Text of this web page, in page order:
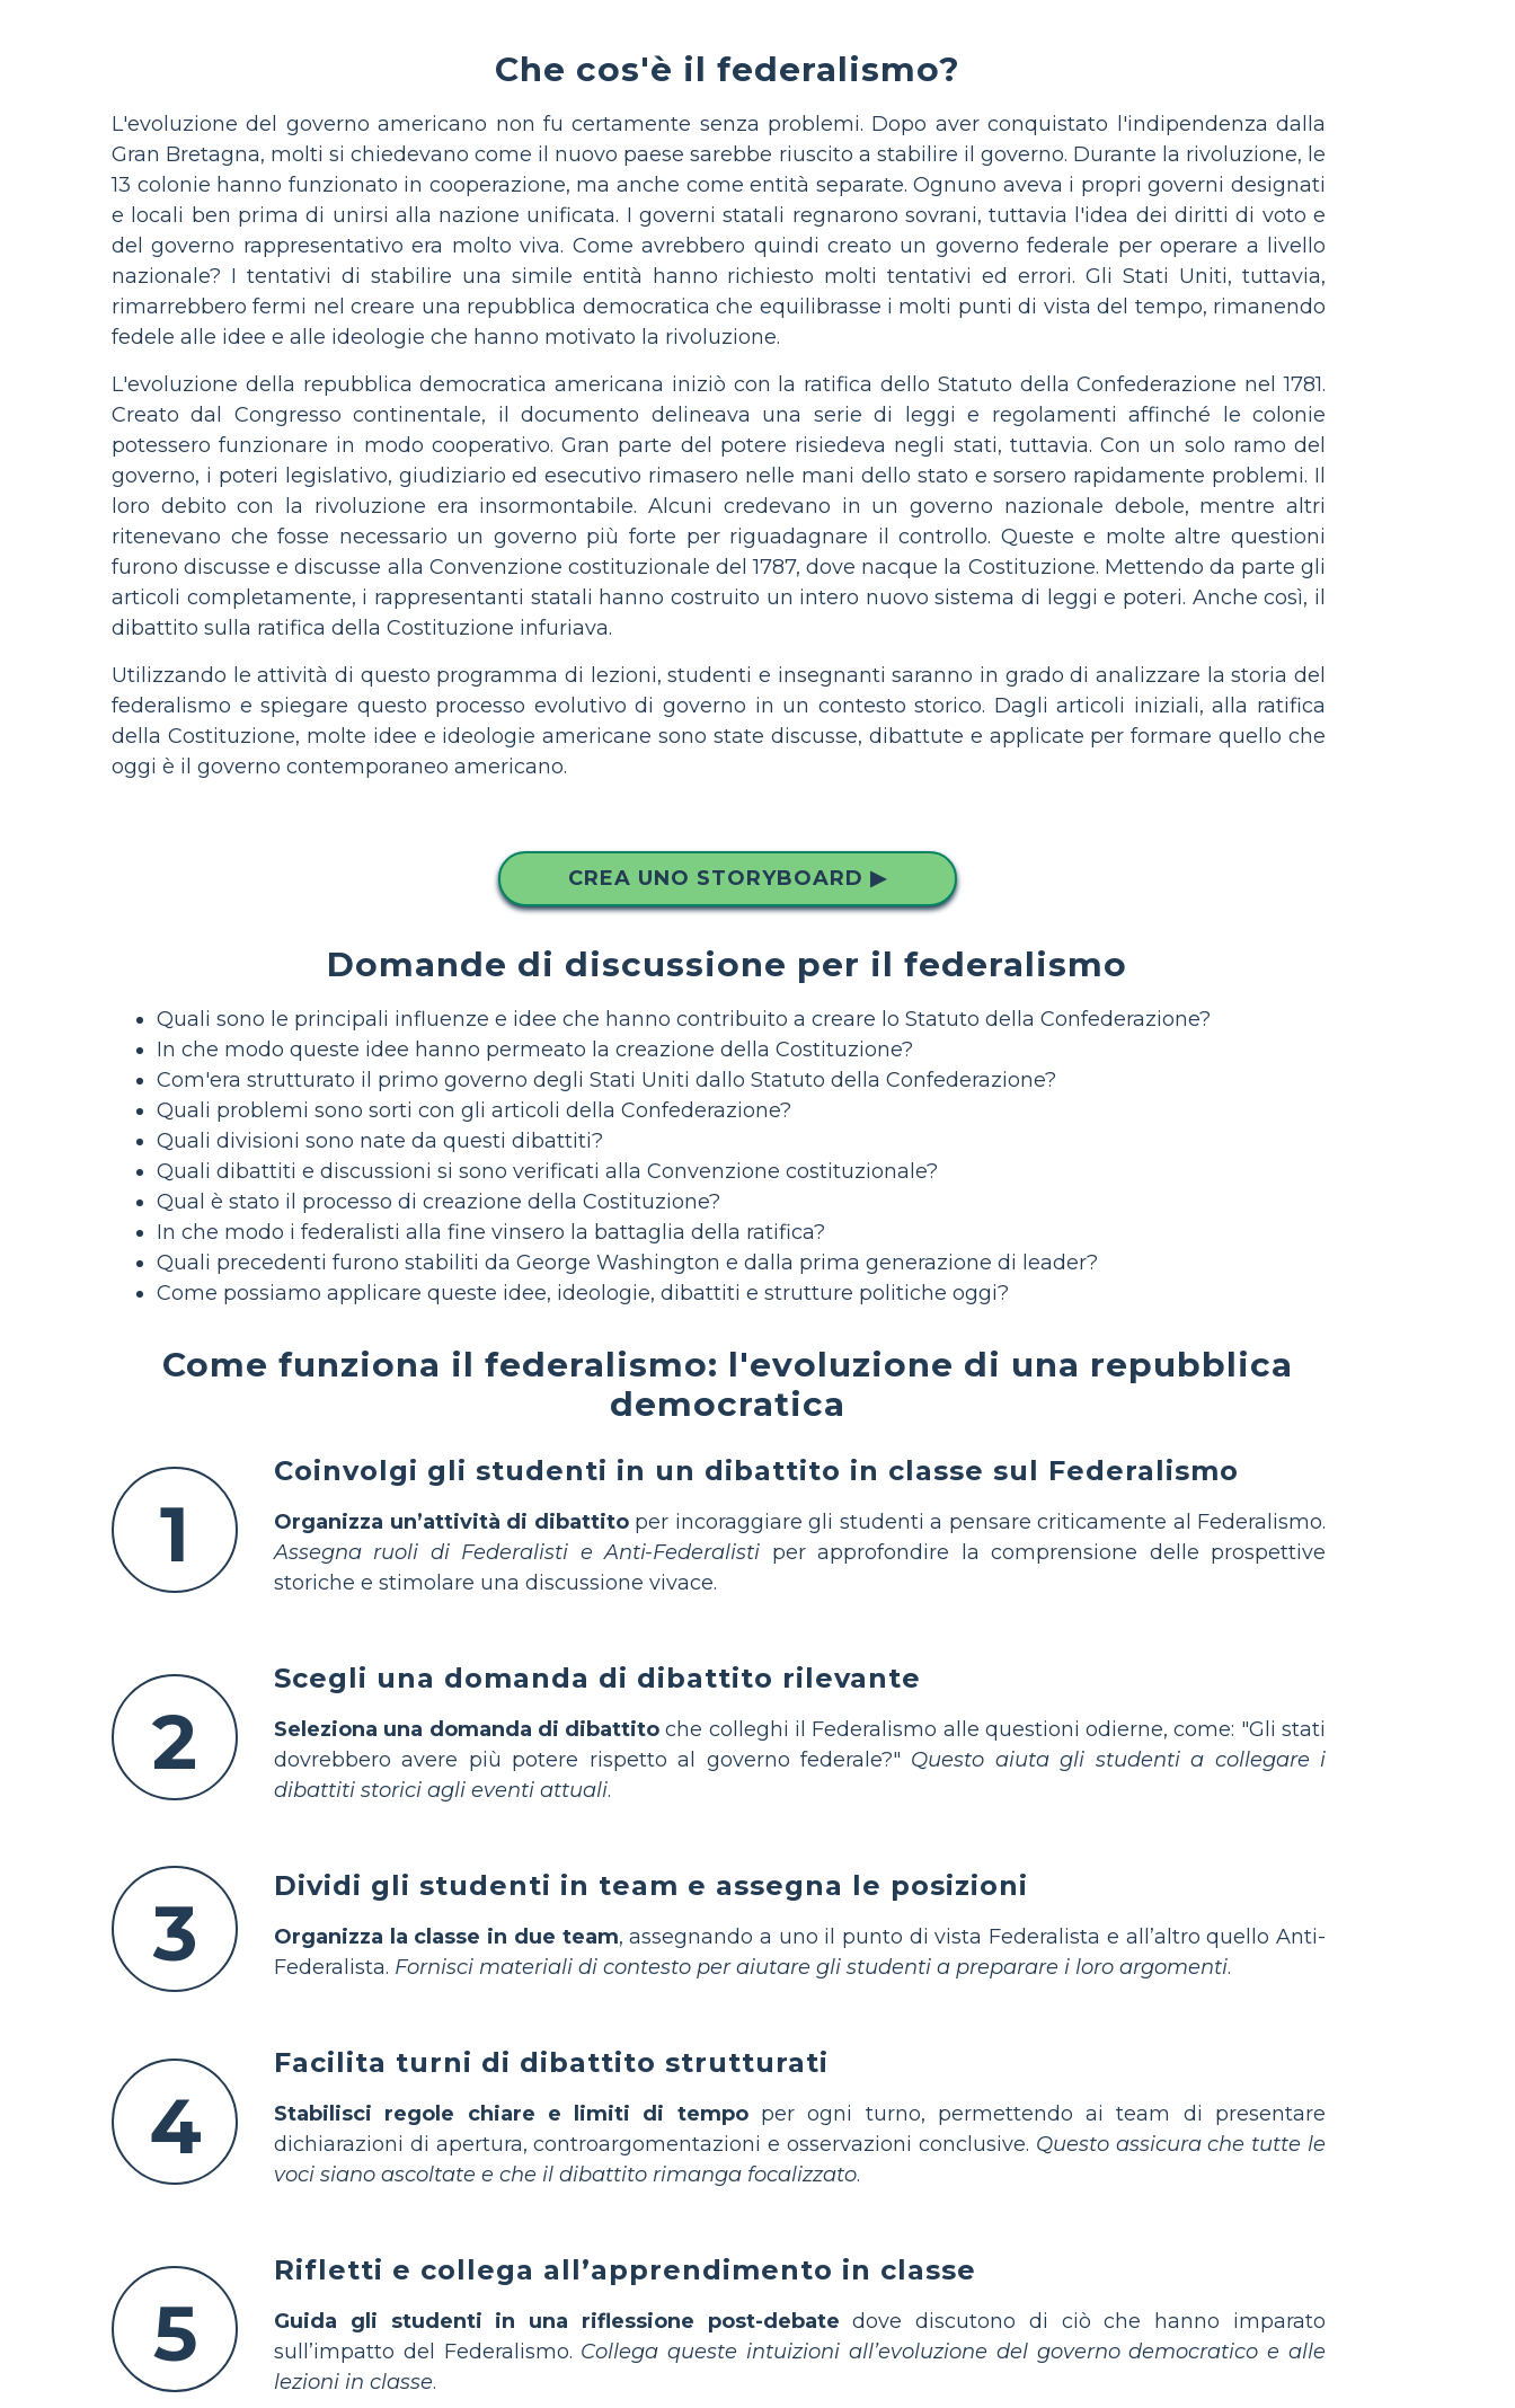
Che cos'è il federalismo?
L'evoluzione del governo americano non fu certamente senza problemi. Dopo aver conquistato l'indipendenza dalla
Gran Bretagna, molti si chiedevano come il nuovo paese sarebbe riuscito a stabilire il governo. Durante la rivoluzione, le
13 colonie hanno funzionato in cooperazione, ma anche come entità separate. Ognuno aveva i propri governi designati
e locali ben prima di unirsi alla nazione unificata. I governi statali regnarono sovrani, tuttavia l'idea dei diritti di voto e
del governo rappresentativo era molto viva. Come avrebbero quindi creato un governo federale per operare a livello
nazionale? I tentativi di stabilire una simile entità hanno richiesto molti tentativi ed errori. Gli Stati Uniti, tuttavia,
rimarrebbero fermi nel creare una repubblica democratica che equilibrasse i molti punti di vista del tempo, rimanendo
fedele alle idee e alle ideologie che hanno motivato la rivoluzione.
L'evoluzione della repubblica democratica americana iniziò con la ratifica dello Statuto della Confederazione nel 1781.
Creato dal Congresso continentale, il documento delineava una serie di leggi e regolamenti affinché le colonie
potessero funzionare in modo cooperativo. Gran parte del potere risiedeva negli stati, tuttavia. Con un solo ramo del
governo, i poteri legislativo, giudiziario ed esecutivo rimasero nelle mani dello stato e sorsero rapidamente problemi. Il
loro debito con la rivoluzione era insormontabile. Alcuni credevano in un governo nazionale debole, mentre altri
ritenevano che fosse necessario un governo più forte per riguadagnare il controllo. Queste e molte altre questioni
furono discusse e discusse alla Convenzione costituzionale del 1787, dove nacque la Costituzione. Mettendo da parte gli
articoli completamente, i rappresentanti statali hanno costruito un intero nuovo sistema di leggi e poteri. Anche così, il
dibattito sulla ratifica della Costituzione infuriava.
Utilizzando le attività di questo programma di lezioni, studenti e insegnanti saranno in grado di analizzare la storia del
federalismo e spiegare questo processo evolutivo di governo in un contesto storico. Dagli articoli iniziali, alla ratifica
della Costituzione, molte idee e ideologie americane sono state discusse, dibattute e applicate per formare quello che
oggi è il governo contemporaneo americano.
CREA UNO STORYBOARD ▶
Domande di discussione per il federalismo
Quali sono le principali influenze e idee che hanno contribuito a creare lo Statuto della Confederazione?
In che modo queste idee hanno permeato la creazione della Costituzione?
Com'era strutturato il primo governo degli Stati Uniti dallo Statuto della Confederazione?
Quali problemi sono sorti con gli articoli della Confederazione?
Quali divisioni sono nate da questi dibattiti?
Quali dibattiti e discussioni si sono verificati alla Convenzione costituzionale?
Qual è stato il processo di creazione della Costituzione?
In che modo i federalisti alla fine vinsero la battaglia della ratifica?
Quali precedenti furono stabiliti da George Washington e dalla prima generazione di leader?
Come possiamo applicare queste idee, ideologie, dibattiti e strutture politiche oggi?
Come funziona il federalismo: l'evoluzione di una repubblica
democratica
1
Coinvolgi gli studenti in un dibattito in classe sul Federalismo
Organizza un’attività di dibattitoper incoraggiare gli studenti a pensare criticamente al Federalismo.
Assegna ruoli di Federalisti e Anti-Federalisti per approfondire la comprensione delle prospettive
storiche e stimolare una discussione vivace.
2
Scegli una domanda di dibattito rilevante
Seleziona una domanda di dibattito che colleghi il Federalismo alle questioni odierne, come: "Gli stati
dovrebbero avere più potere rispetto al governo federale?" Questo aiuta gli studenti a collegare i
dibattiti storici agli eventi attuali.
3
Dividi gli studenti in team e assegna le posizioni
Organizza la classe in due team, assegnando a uno il punto di vista Federalista e all’altro quello Anti-
Federalista. Fornisci materiali di contesto per aiutare gli studenti a preparare i loro argomenti.
4
Facilita turni di dibattito strutturati
Stabilisci regole chiare e limiti di tempoper ogni turno, permettendo ai team di presentare
dichiarazioni di apertura, controargomentazioni e osservazioni conclusive. Questo assicura che tutte le
voci siano ascoltate e che il dibattito rimanga focalizzato.
5
Rifletti e collega all’apprendimento in classe
Guida gli studenti in una riflessione post-debate dove discutono di ciò che hanno imparato
sull’impatto del Federalismo. Collega queste intuizioni all’evoluzione del governo democratico e alle
lezioni in classe.